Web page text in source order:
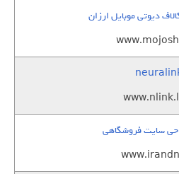
دیوتی موبایل ارزان
سایت فروشگاهی